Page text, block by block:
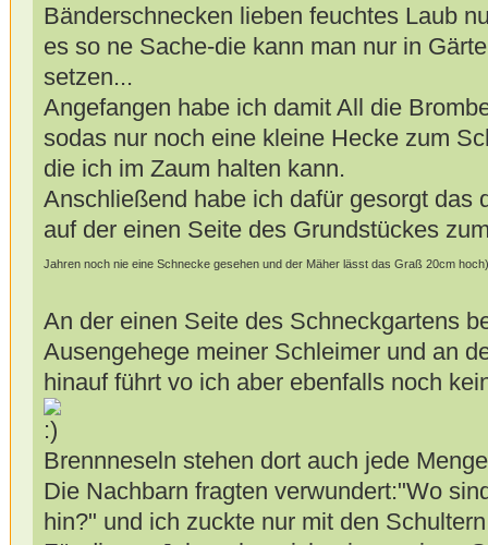
Bänderschnecken lieben feuchtes Laub
es so ne Sache-die kann man nur in
setzen...
Angefangen habe ich damit All die
sodas nur noch eine kleine Hecke zum
die ich im Zaum halten kann.
Anschließend habe ich dafür gesorgt das
auf der einen Seite des Grundstückes
Jahren noch nie eine Schnecke gesehen und der Mäher lässt das Graß 20cm hoch)
An der einen Seite des Schneckgartens
Ausengehege meiner Schleimer und an
hinauf führt vo ich aber ebenfalls noch
Brennneseln stehen dort auch jede
Die Nachbarn fragten verwundert:"Wo
hin?" und ich zuckte nur mit den